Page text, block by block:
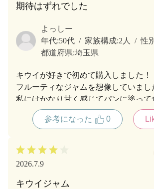
期待はずれでした
よっしー
年代:50代 家族構成:2人 性
都道府県:埼玉県
キウイが好きで初めて購入しました！
フルーティなジャムを想像していまし
私にはかなり甘く感じてパンに塗っ
少しでも甘すぎました！
ヨーグルトに入れて食べようと思いま
参考になった 0
2026.7.9
キウイジャム